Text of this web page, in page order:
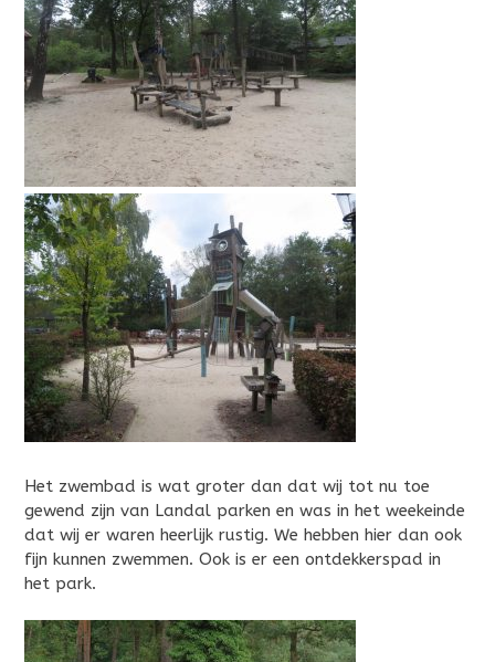
Het zwembad is wat groter dan dat wij tot nu toe
gewend zijn van Landal parken en was in het weekeinde
dat wij er waren heerlijk rustig. We hebben hier dan ook
fijn kunnen zwemmen. Ook is er een ontdekkerspad in
het park.